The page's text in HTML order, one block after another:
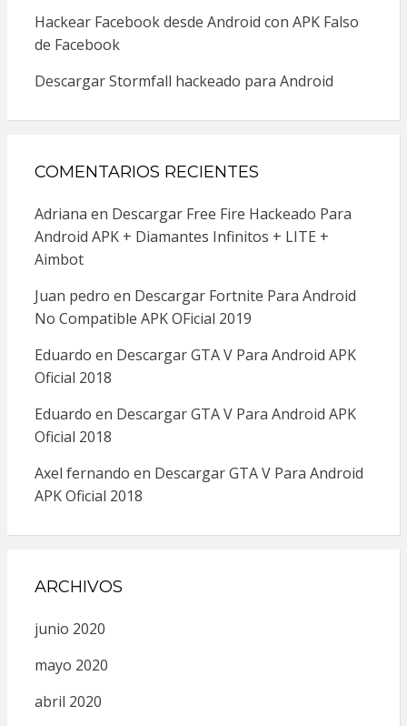
Hackear Facebook desde Android con APK Falso
de Facebook
Descargar Stormfall hackeado para Android
COMENTARIOS RECIENTES
Adriana en Descargar Free Fire Hackeado Para
Android APK + Diamantes Infinitos + LITE +
Aimbot
Juan pedro en Descargar Fortnite Para Android
No Compatible APK OFicial 2019
Eduardo en Descargar GTA V Para Android APK
Oficial 2018
Eduardo en Descargar GTA V Para Android APK
Oficial 2018
Axel fernando en Descargar GTA V Para Android
APK Oficial 2018
ARCHIVOS
junio 2020
mayo 2020
abril 2020